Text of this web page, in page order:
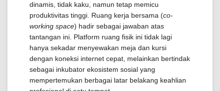
dinamis, tidak kaku, namun tetap memicu
produktivitas tinggi. Ruang kerja bersama (co-
working space) hadir sebagai jawaban atas
tantangan ini. Platform ruang fisik ini tidak lagi
hanya sekadar menyewakan meja dan kursi
dengan koneksi internet cepat, melainkan bertindak
sebagai inkubator ekosistem sosial yang
mempertemukan berbagai latar belakang keahlian